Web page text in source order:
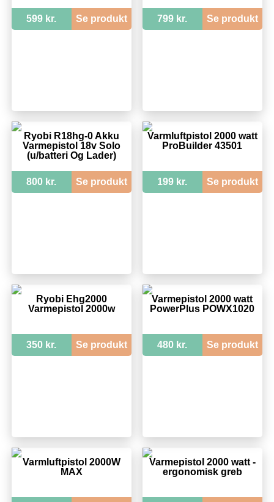
599 kr. Se produkt 799 kr. Se produkt
Ryobi R18hg-0 Akku
Varmepistol 18v Solo
(u/batteri Og Lader)
800 kr. Se produkt
Varmluftpistol 2000 watt
ProBuilder 43501
199 kr. Se produkt
Ryobi Ehg2000
Varmepistol 2000w
350 kr. Se produkt
Varmepistol 2000 watt
PowerPlus POWX1020
480 kr. Se produkt
Varmluftpistol 2000W
MAX
Varmepistol 2000 watt -
ergonomisk greb